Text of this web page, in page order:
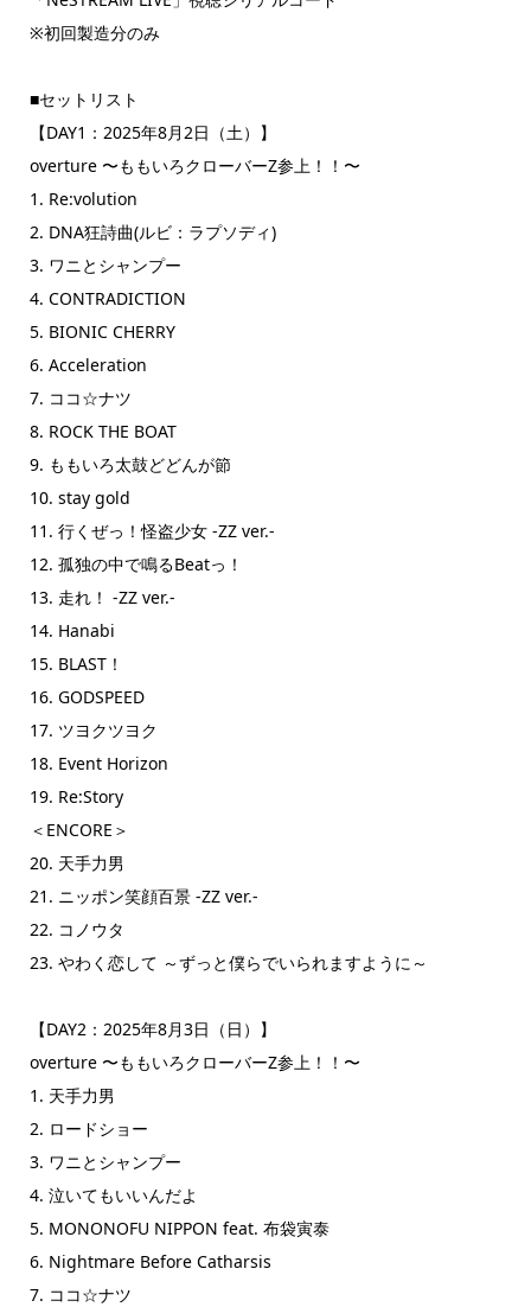
※初回製造分のみ
■セットリスト
【DAY1：2025年8月2日（土）】
overture 〜ももいろクローバーZ参上！！〜
1. Re:volution
2. DNA狂詩曲(ルビ：ラプソディ)
3. ワニとシャンプー
4. CONTRADICTION
5. BIONIC CHERRY
6. Acceleration
7. ココ☆ナツ
8. ROCK THE BOAT
9. ももいろ太鼓どどんが節
10. stay gold
11. 行くぜっ！怪盗少女 -ZZ ver.-
12. 孤独の中で鳴るBeatっ！
13. 走れ！ -ZZ ver.-
14. Hanabi
15. BLAST！
16. GODSPEED
17. ツヨクツヨク
18. Event Horizon
19. Re:Story
＜ENCORE＞
20. 天手力男
21. ニッポン笑顔百景 -ZZ ver.-
22. コノウタ
23. やわく恋して ～ずっと僕らでいられますように～
【DAY2：2025年8月3日（日）】
overture 〜ももいろクローバーZ参上！！〜
1. 天手力男
2. ロードショー
3. ワニとシャンプー
4. 泣いてもいいんだよ
5. MONONOFU NIPPON feat. 布袋寅泰
6. Nightmare Before Catharsis
7. ココ☆ナツ